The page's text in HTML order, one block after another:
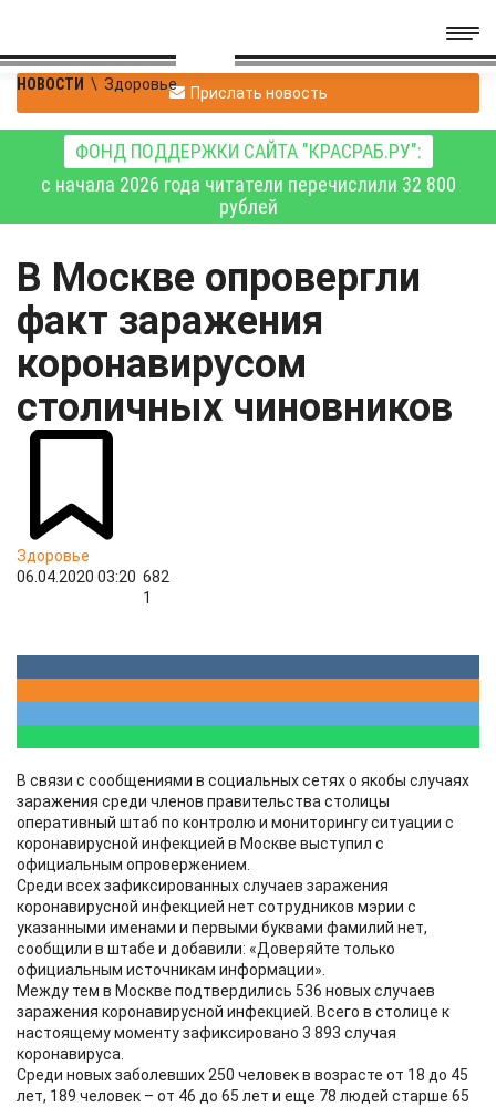
НОВОСТИ \ Здоровье Прислать новость
ФОНД ПОДДЕРЖКИ САЙТА "КРАСРАБ.РУ":
с начала 2026 года читатели перечислили 32 800
рублей
В Москве опровергли
факт заражения
коронавирусом
столичных чиновников
Здоровье
06.04.2020 03:20 682
1
В связи с сообщениями в социальных сетях о якобы случаях
заражения среди членов правительства столицы
оперативный штаб по контролю и мониторингу ситуации с
коронавирусной инфекцией в Москве выступил с
официальным опровержением.
Среди всех зафиксированных случаев заражения
коронавирусной инфекцией нет сотрудников мэрии с
указанными именами и первыми буквами фамилий нет,
сообщили в штабе и добавили: «Доверяйте только
официальным источникам информации».
Между тем в Москве подтвердились 536 новых случаев
заражения коронавирусной инфекцией. Всего в столице к
настоящему моменту зафиксировано 3 893 случая
коронавируса.
Среди новых заболевших 250 человек в возрасте от 18 до 45
лет, 189 человек – от 46 до 65 лет и еще 78 людей старше 65